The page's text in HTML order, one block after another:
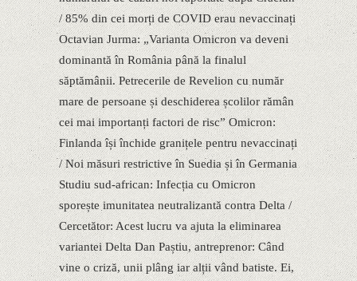
/ 85% din cei morți de COVID erau nevaccinați
Octavian Jurma: „Varianta Omicron va deveni
dominantă în România până la finalul
săptămânii. Petrecerile de Revelion cu număr
mare de persoane și deschiderea școlilor rămân
cei mai importanți factori de risc” Omicron:
Finlanda își închide granițele pentru nevaccinați
/ Noi măsuri restrictive în Suedia și în Germania
Studiu sud-african: Infecția cu Omicron
sporește imunitatea neutralizantă contra Delta /
Cercetător: Acest lucru va ajuta la eliminarea
variantei Delta Dan Paștiu, antreprenor: Când
vine o criză, unii plâng iar alții vând batiste. Ei,